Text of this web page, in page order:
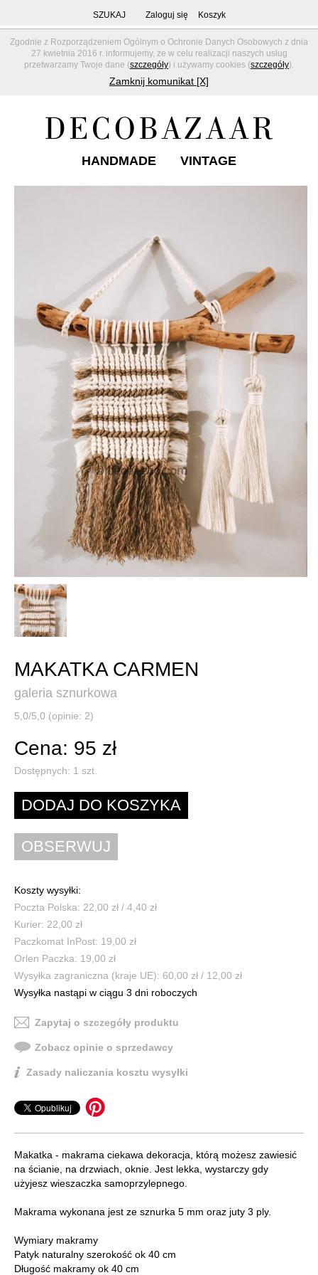
Zgodnie z Rozporządzeniem Ogólnym o Ochronie Danych Osobowych z dnia
27 kwietnia 2016 r. informujemy, że w celu realizacji naszych usług
przetwarzamy Twoje dane (szczegóły) i używamy cookies (szczegóły).
Zamknij komunikat [X]
SZUKAJ Zaloguj się Koszyk
HANDMADE VINTAGE
MAKATKA CARMEN
galeria sznurkowa
5,0/5,0 (opinie: 2)
Cena: 95 zł
Dostępnych: 1 szt.
Koszty wysyłki:
Poczta Polska: 22,00 zł / 4,40 zł
Kurier: 22,00 zł
Paczkomat InPost: 19,00 zł
Orlen Paczka: 19,00 zł
Wysyłka zagraniczna (kraje UE): 60,00 zł / 12,00 zł
Wysyłka nastąpi w ciągu 3 dni roboczych
Zapytaj o szczegóły produktu
Zobacz opinie o sprzedawcy
Zasady naliczania kosztu wysyłki
Makatka - makrama ciekawa dekoracja, którą możesz zawiesić
na ścianie, na drzwiach, oknie. Jest lekka, wystarczy gdy
użyjesz wieszaczka samoprzylepnego.
Makrama wykonana jest ze sznurka 5 mm oraz juty 3 ply.
Wymiary makramy
Patyk naturalny szerokość ok 40 cm
Długość makramy ok 40 cm